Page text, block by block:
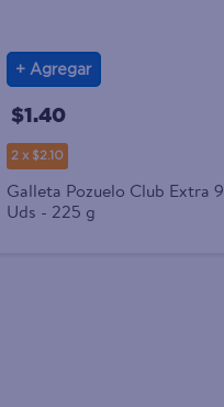
Agregar
$1.40
2 x $2.10
Galleta Pozuelo Club Extra 9
Uds - 225 g